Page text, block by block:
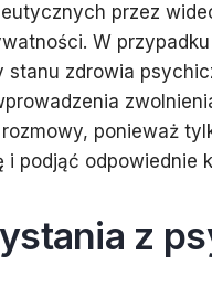
przez
W
stanu zdrowia
ponieważ
i podjąć odpowiednie
z